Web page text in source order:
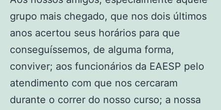
grupo mais chegado, que nos dois últimos
anos acertou seus horários para que
conseguíssemos, de alguma forma,
conviver; aos funcionários da EAESP pelo
atendimento com que nos cercaram
durante o correr do nosso curso; a nossa